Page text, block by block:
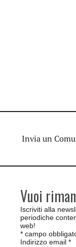
Invia un
Vuoi
Iscriviti alla
periodiche
web!
* campo
Indirizzo email *